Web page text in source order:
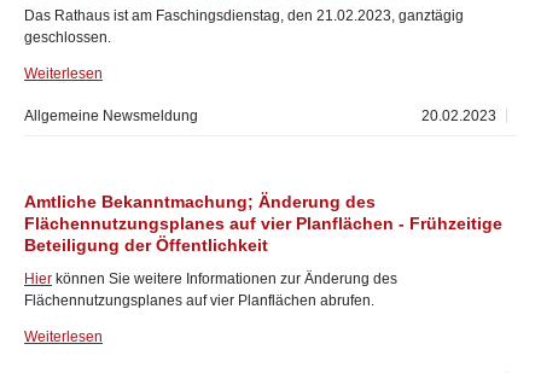
Das Rathaus ist am Faschingsdienstag, den 21.02.2023, ganztägig
geschlossen.
Weiterlesen
20.02.2023
Allgemeine Newsmeldung
Amtliche Bekanntmachung; Änderung des
Flächennutzungsplanes auf vier Planflächen - Frühzeitige
Beteiligung der Öffentlichkeit
Hier können Sie weitere Informationen zur Änderung des
Flächennutzungsplanes auf vier Planflächen abrufen.
Weiterlesen